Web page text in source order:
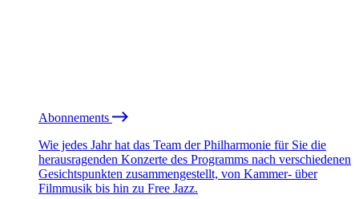
Abonnements
Wie jedes Jahr hat das Team der Philharmonie für Sie die
herausragenden Konzerte des Programms nach verschiedenen
Gesichtspunkten zusammengestellt, von Kammer- über
Filmmusik bis hin zu Free Jazz.